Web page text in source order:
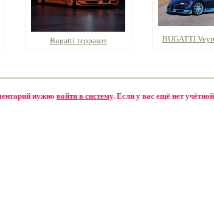
Bugatti терракот BUGATTI
нужно войти в систему. Если у вас ещё нет